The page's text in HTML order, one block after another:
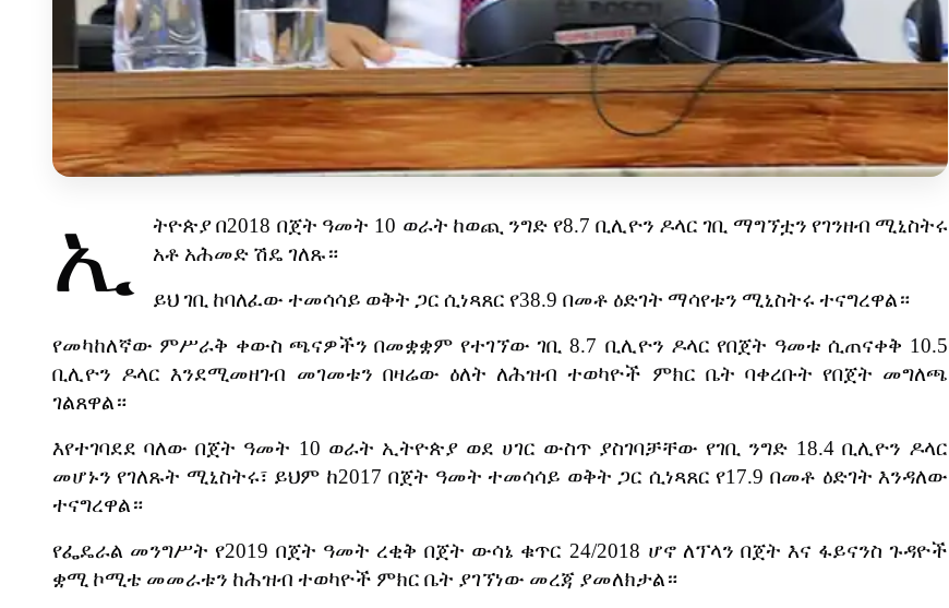
ኢ ትዮጵያ በ2018 በጀት ዓመት 10 ወራት ከወጪ ንግድ የ8.7 ቢሊዮን ዶላር ገቢ ማግኘቷን የገንዘብ ሚኒስትሩ
አቶ አሕመድ ሽዴ ገለጹ።
ይህገቢ ከባለፈው ተመሳሳይ ወቅት ጋር ሲነጻጸር የ38.9 በመቶ ዕድገት ማሳየቱን ሚኒስትሩተናግረዋል።
የመካከለኛው ምሥራቅ ቀውስ ጫናዎችን በመቋቋም የተገኘው ገቢ 8.7 ቢሊዮን ዶላር የበጀት ዓመቱ ሲጠናቀቅ 10.5
ቢሊዮን ዶላር እንደሚመዘገብ መገመቱን በዛሬው ዕለት ለሕዝብ ተወካዮች ምክር ቤት ባቀረቡት የበጀት መግለጫ
ገልጸዋል።
እየተገባደደ ባለው በጀት ዓመት 10 ወራት ኢትዮጵያ ወደ ሀገር ውስጥ ያስገባቻቸው የገቢ ንግድ18.4ቢሊዮን ዶላር
መሆኑን የገለጹት ሚኒስትሩ፣ ይህም ከ2017በጀት ዓመት ተመሳሳይ ወቅት ጋር ሲነጻጸር የ17.9በመቶ ዕድገት እንዳለው
ተናግረዋል።
የፌዴራል መንግሥት የ2019በጀት ዓመት ረቂቅ በጀት ውሳኔ ቁጥር 24/2018 ሆኖ ለፕላን በጀት እና ፋይናንስ ጉዳዮች
ቋሚ ኮሚቴ መመራቱን ከሕዝብ ተወካዮች ምክር ቤት ያገኘነው መረጃ ያመለክታል።